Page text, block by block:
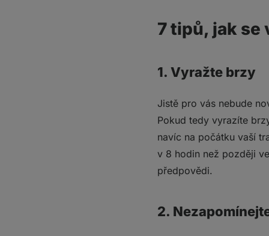
7 tipů, jak se
1. Vyražte brzy
Jistě pro vás nebude
Pokud tedy vyrazíte
navíc na počátku vaší
v 8 hodin než později
předpovědi.
2.